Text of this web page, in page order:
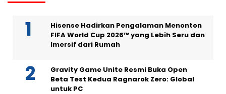
Hisense Hadirkan Pengalaman Menonton
FIFA World Cup 2026™ yang Lebih Seru dan
Imersif dari Rumah
Gravity Game Unite Resmi Buka Open
Beta Test Kedua Ragnarok Zero: Global
untuk PC